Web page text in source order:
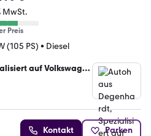
MwSt.
Preis
(105 PS) • Diesel
auf Volkswagen
Kontakt Parken